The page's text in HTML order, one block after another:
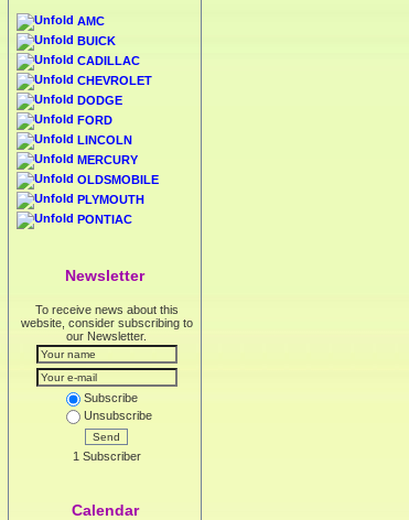
AMC
BUICK
CADILLAC
CHEVROLET
DODGE
FORD
LINCOLN
MERCURY
OLDSMOBILE
PLYMOUTH
PONTIAC
Newsletter
To receive news about this
website, consider subscribing to
our Newsletter.
Subscribe
Unsubscribe
Send
1 Subscriber
Calendar